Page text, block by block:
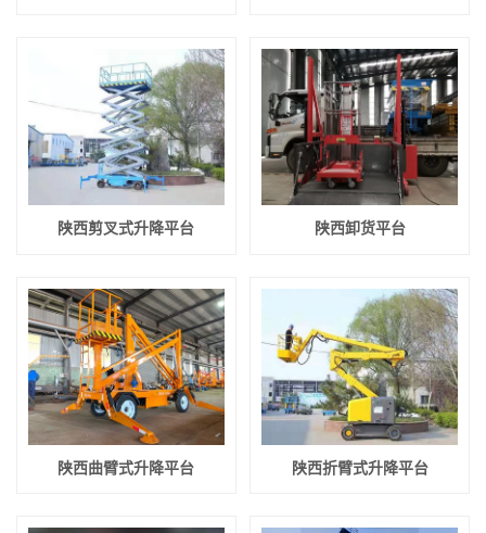
陕西剪叉式升降平台 陕西卸货平台
陕西曲臂式升降平台 陕西折臂式升降平台